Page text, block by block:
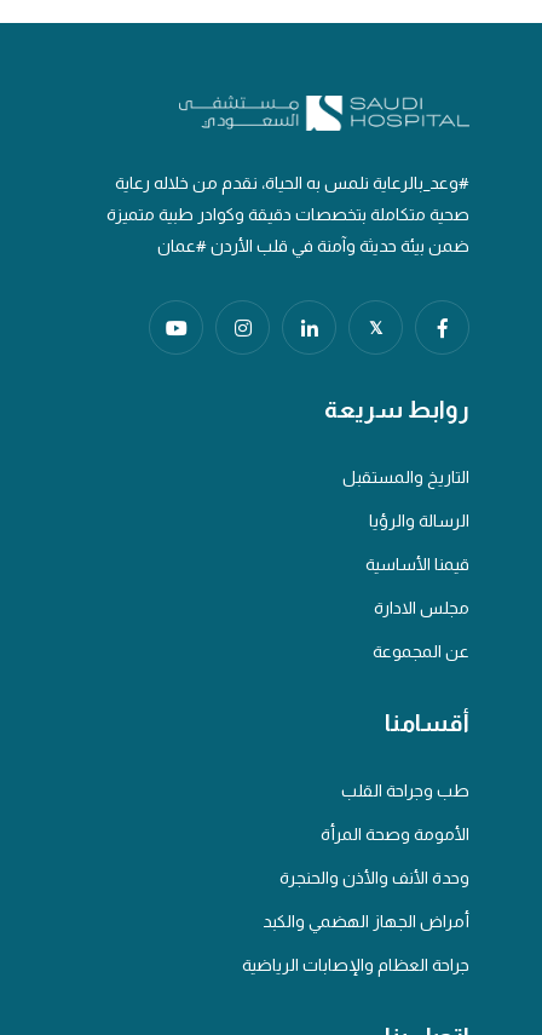
#وعد_بالرعاية نلمس به الحياة، نقدم من خلاله رعاية
صحية متكاملة بتخصصات دقيقة وكوادر طبية متميزة
ضمن بيئة حديثة وآمنة في قلب الأردن #عمان
𝕏
روابط سريعة
التاريخ والمستقبل
الرسالة والرؤيا
قيمنا الأساسية
مجلس الادارة
عن المجموعة
أقسامنا
طب وجراحة القلب
الأمومة وصحة المرأة
وحدة الأنف والأذن والحنجرة
أمراض الجهاز الهضمي والكبد
جراحة العظام والإصابات الرياضية